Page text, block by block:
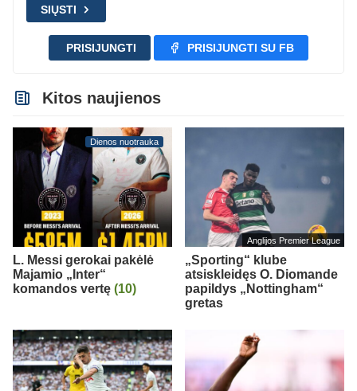
SIŲSTI
PRISIJUNGTI PRISIJUNGTI SU FB
Kitos naujienos
Dienos nuotrauka
L. Messi gerokai pakėlė
Majamio „Inter“
komandos vertę (10)
Anglijos Premier League
„Sporting“ klube
atsiskleidęs O. Diomande
papildys „Nottingham“
gretas